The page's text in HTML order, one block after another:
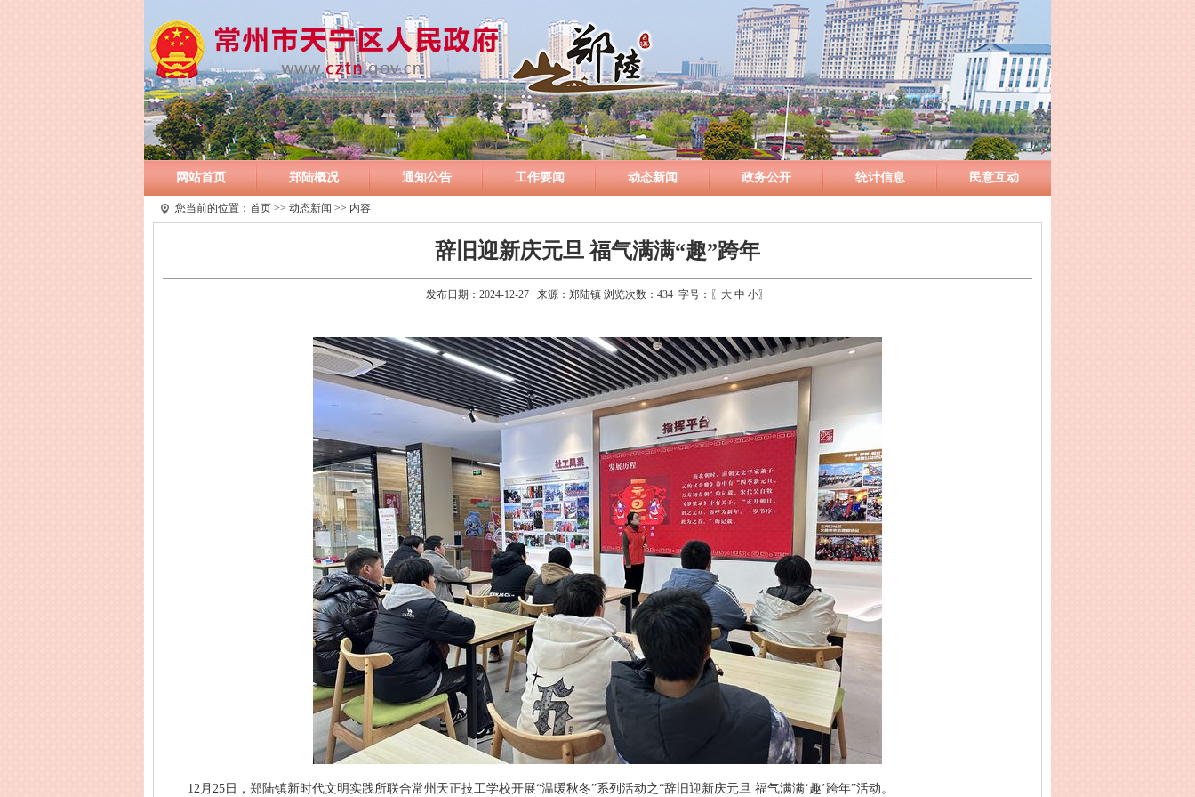
网站首页 郑陆概况 通知公告 工作要闻 动态新闻 政务公开 统计信息 民意互动
您当前的位置： 首页 >> 动态新闻 >> 内容
辞旧迎新庆元旦 福气满满“趣”跨年
发布日期：2024-12-27 来源：郑陆镇 浏览次数： 434 字号：〖 大 中 小〗
12月25日，郑陆镇新时代文明实践所联合常州天正技工学校开展“温暖秋冬”系列活动之“辞旧迎新庆元旦 福气满满‘趣’跨年”活动。